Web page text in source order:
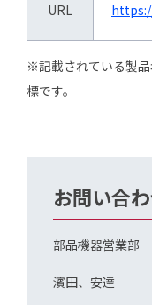
URL
※記載されている製
標です。
お問い合
部品機器営業部
濱田、安達